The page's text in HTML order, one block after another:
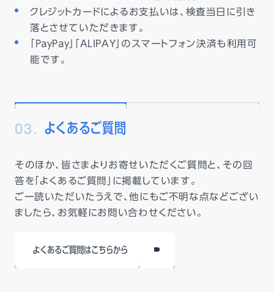
クレジットカードによるお支払いは、検査当日に引き
落とさせていただきます。
「PayPay」「ALIPAY」のスマートフォン決済も利用可
能です。
03. よくあるご質問
そのほか、皆さまよりお寄せいただくご質問と、その回
答を「よくあるご質問」に掲載しています。
ご一読いただいたうえで、他にもご不明な点などござい
ましたら、お気軽にお問い合わせください。
よくあるご質問はこちらから